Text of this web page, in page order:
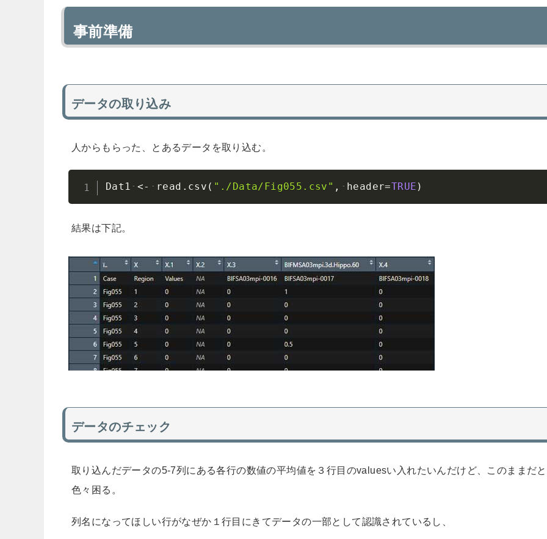
事前準備
データの取り込み
人からもらった、とあるデータを取り込む。
Dat1 <- read.csv ( "./Data/Fig055.csv" , header=TRUE )
結果は下記。
データのチェック
取り込んだデータの5-7列にある各行の数値の平均値を３行目のvaluesい入れたいんだけど、このままだと
色々困る。
列名になってほしい行がなぜか１行目にきてデータの一部として認識されているし、